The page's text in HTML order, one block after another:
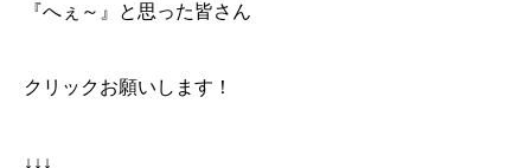
『へぇ～』と思った皆さん
クリックお願いします！
↓↓↓